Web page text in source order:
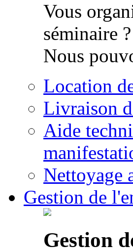
Vous
séminaire ?
Nous
Location
Livraison
Aide
Nettoyage
Gestion de
Gestion